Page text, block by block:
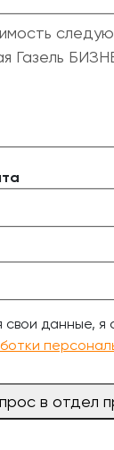
данные, я
в отдел